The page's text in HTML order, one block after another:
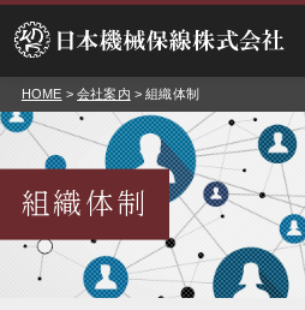
HOME >会社案内 > 組織体制
組織体制